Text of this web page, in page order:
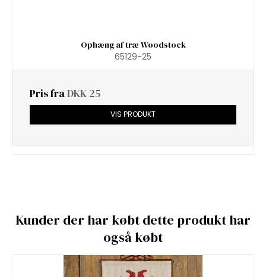
Ophæng af træ Woodstock
65129-25
Pris fraDKK 25
VIS PRODUKT
Kunder der har købt dette produkt har
også købt